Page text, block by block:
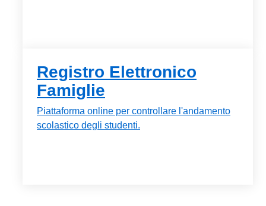
Registro Elettronico
Famiglie
Piattaforma online per controllare l'andamento
scolastico degli studenti.